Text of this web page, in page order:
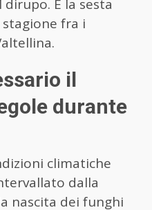
È la sesta
fra i
il
durante
climatiche
dalla
nascita dei funghi